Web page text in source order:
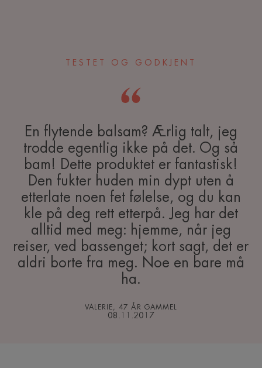
TESTET OG GODKJENT
En flytende balsam? Ærlig talt, jeg
trodde egentlig ikke på det. Og så
bam! Dette produktet er fantastisk!
Den fukter huden min dypt uten å
etterlate noen fet følelse, og du kan
kle på deg rett etterpå. Jeg har det
alltid med meg: hjemme, når jeg
reiser, ved bassenget; kort sagt, det er
aldri borte fra meg. Noe en bare må
ha.
VALERIE, 47 ÅR GAMMEL
08.11.2017